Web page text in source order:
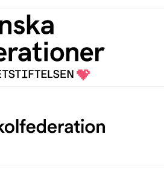
federationer
i en sektors- eller
federation
i Skolfederation förbättrar
låter elever och lärare